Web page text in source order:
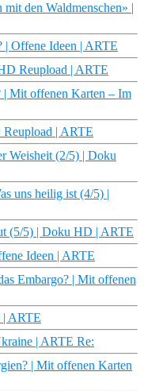
den Waldmenschen» |
| Offene Ideen | ARTE
Reupload | ARTE
| Mit offenen Karten – Im
| ARTE
Weisheit (2/5) | Doku
uns heilig ist (4/5) |
(5/5) | Doku HD | ARTE
Ideen | ARTE
Embargo? | Mit offenen
ARTE
| ARTE Re:
| Mit offenen Karten